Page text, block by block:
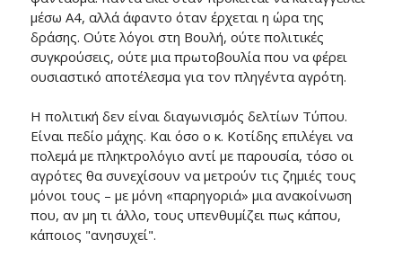
μέσω Α4, αλλά άφαντο όταν έρχεται η ώρα της
δράσης. Ούτε λόγοι στη Βουλή, ούτε πολιτικές
συγκρούσεις, ούτε μια πρωτοβουλία που να φέρει
ουσιαστικό αποτέλεσμα για τον πληγέντα αγρότη.
Η πολιτική δεν είναι διαγωνισμός δελτίων Τύπου.
Είναι πεδίο μάχης. Και όσο ο κ. Κοτίδης επιλέγει να
πολεμά με πληκτρολόγιο αντί με παρουσία, τόσο οι
αγρότες θα συνεχίσουν να μετρούν τις ζημιές τους
μόνοι τους – με μόνη «παρηγοριά» μια ανακοίνωση
που, αν μη τι άλλο, τους υπενθυμίζει πως κάπου,
κάποιος "ανησυχεί".